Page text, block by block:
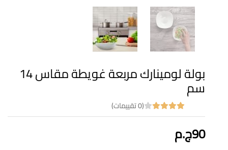
بولة لومينارك مربعة غويطة مقاس 14
سم
(0 تقييمات)
90ج.م